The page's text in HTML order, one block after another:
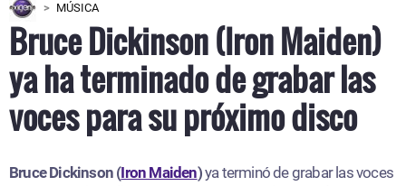
MÚSICA
Bruce Dickinson (Iron Maiden)
ya ha terminado de grabar las
voces para su próximo disco
Bruce Dickinson (Iron Maiden)ya terminó de grabar las voces